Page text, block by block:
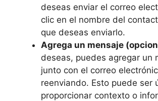
deseas enviar el correo
clic en el nombre del
que ‌deseas enviarlo.
Agrega un ‍mensaje
deseas, puedes agregar un
junto con el correo
reenviando. Esto puede ‌ser
proporcionar contexto o